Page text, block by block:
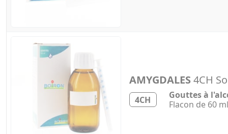
AMYGDALES 4CH
4CH
Gouttes à
Flacon de 60 ml